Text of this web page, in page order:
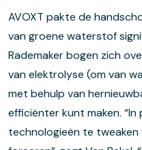
AVOXT pakte de
van groene waterstof
Rademaker bogen zich
van elektrolyse (om van
met behulp van
efficiënter kunt maken.
technologieën te